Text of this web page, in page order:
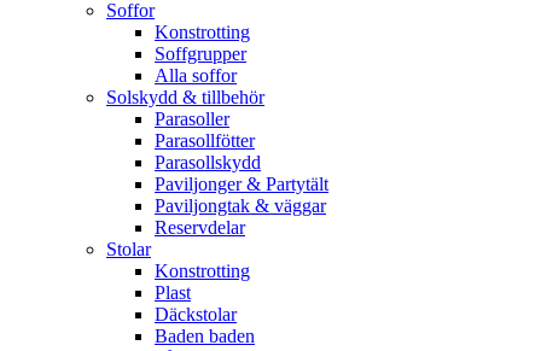
Soffor
Konstrotting
Soffgrupper
Alla soffor
Solskydd & tillbehör
Parasoller
Parasollfötter
Parasollskydd
Paviljonger & Partytält
Paviljongtak & väggar
Reservdelar
Stolar
Konstrotting
Plast
Däckstolar
Baden baden